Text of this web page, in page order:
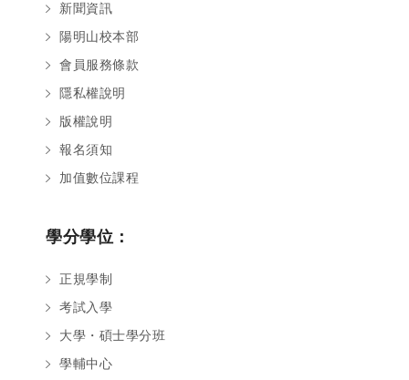
新聞資訊
陽明山校本部
會員服務條款
隱私權說明
版權說明
報名須知
加值數位課程
學分學位：
正規學制
考試入學
大學・碩士學分班
學輔中心